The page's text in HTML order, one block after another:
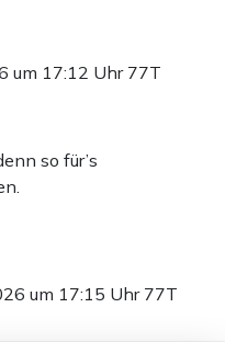
um 17:12 Uhr 77T
so für’s
um 17:15 Uhr 77T